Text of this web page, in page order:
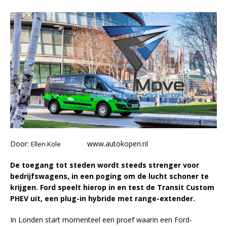
Door: Ellen Kole www.autokopen.nl
De toegang tot steden wordt steeds strenger voor
bedrijfswagens, in een poging om de lucht schoner te
krijgen. Ford speelt hierop in en test de Transit Custom
PHEV uit, een plug-in hybride met range-extender.
In Londen start momenteel een proef waarin een Ford-